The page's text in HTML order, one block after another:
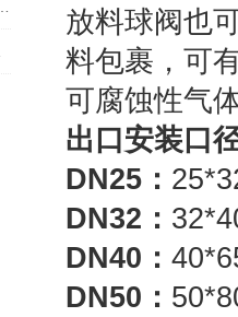
放料球阀也
料包裹，可
可腐蚀性气
出口安装口
DN25 ：
DN32 ：
DN40 ：
DN50 ：